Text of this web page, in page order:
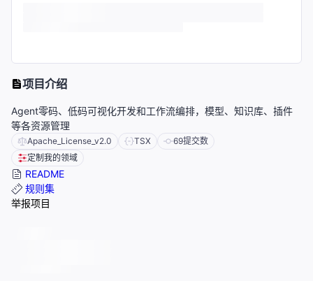
项目介绍
Agent零码、低码可视化开发和工作流编排，模型、知识库、插件
等各资源管理
Apache_License_v2.0 TSX 69提交数
定制我的领域
README
规则集
举报项目